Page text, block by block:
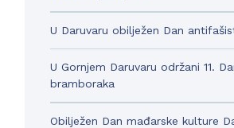
U Daruvaru obilježen Dan
U Gornjem Daruvaru održani 11.
bramboraka
Obilježen Dan mađarske kulture